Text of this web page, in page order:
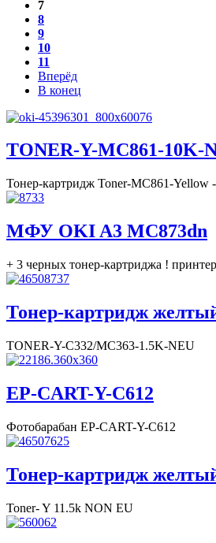
7
8
9
10
11
Вперёд
В конец
TONER-Y-MC861-10K-
Тонер-картридж Toner-MC861-Yellow
МФУ OKI A3 MC873dn
+ 3 черных тонер-картриджа !
Тонер-картридж
TONER-Y-C332/MC363-1.5K-NEU
EP-CART-Y-C612
Фотобарабан EP-CART-Y-C612
Тонер-картридж
Toner- Y 11.5k NON EU